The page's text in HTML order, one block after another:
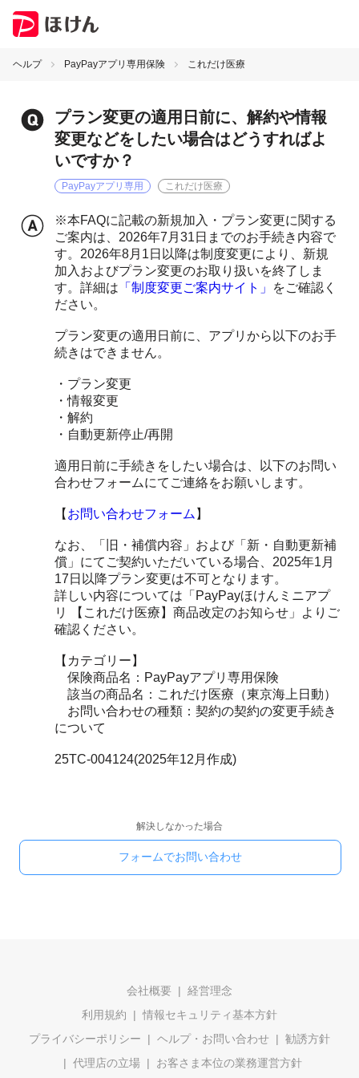
ヘルプ PayPayアプリ専用保険 これだけ医療
プラン変更の適用日前に、解約や情報
変更などをしたい場合はどうすればよ
いですか？
PayPayアプリ専用 これだけ医療
※本FAQに記載の新規加入・プラン変更に関する
ご案内は、2026年7月31日までのお手続き内容で
す。2026年8月1日以降は制度変更により、新規
加入およびプラン変更のお取り扱いを終了しま
す。詳細は 「制度変更ご案内サイト」
をご確認く
ださい。
プラン変更の適用日前に、アプリから以下のお手
続きはできません。
・プラン変更
・情報変更
・解約
・自動更新停止/再開
適用日前に手続きをしたい場合は、以下のお問い
合わせフォームにてご連絡をお願いします。
【 お問い合わせフォーム 】
なお、「旧・補償内容」および「新・自動更新補
償」にてご契約いただいている場合、2025年1月
17日以降プラン変更は不可となります。
詳しい内容については「PayPayほけんミニアプ
リ 【これだけ医療】商品改定のお知らせ」よりご
確認ください。
【カテゴリー】
保険商品名：PayPayアプリ専用保険
該当の商品名：これだけ医療（東京海上日動）
お問い合わせの種類：契約の契約の変更手続き
について
25TC-004124(2025年12月作成)
解決しなかった場合
フォームでお問い合わせ
会社概要
経営理念
利用規約
情報セキュリティ基本方針
プライバシーポリシー
ヘルプ・お問い合わせ
勧誘方針
代理店の立場
お客さま本位の業務運営方針